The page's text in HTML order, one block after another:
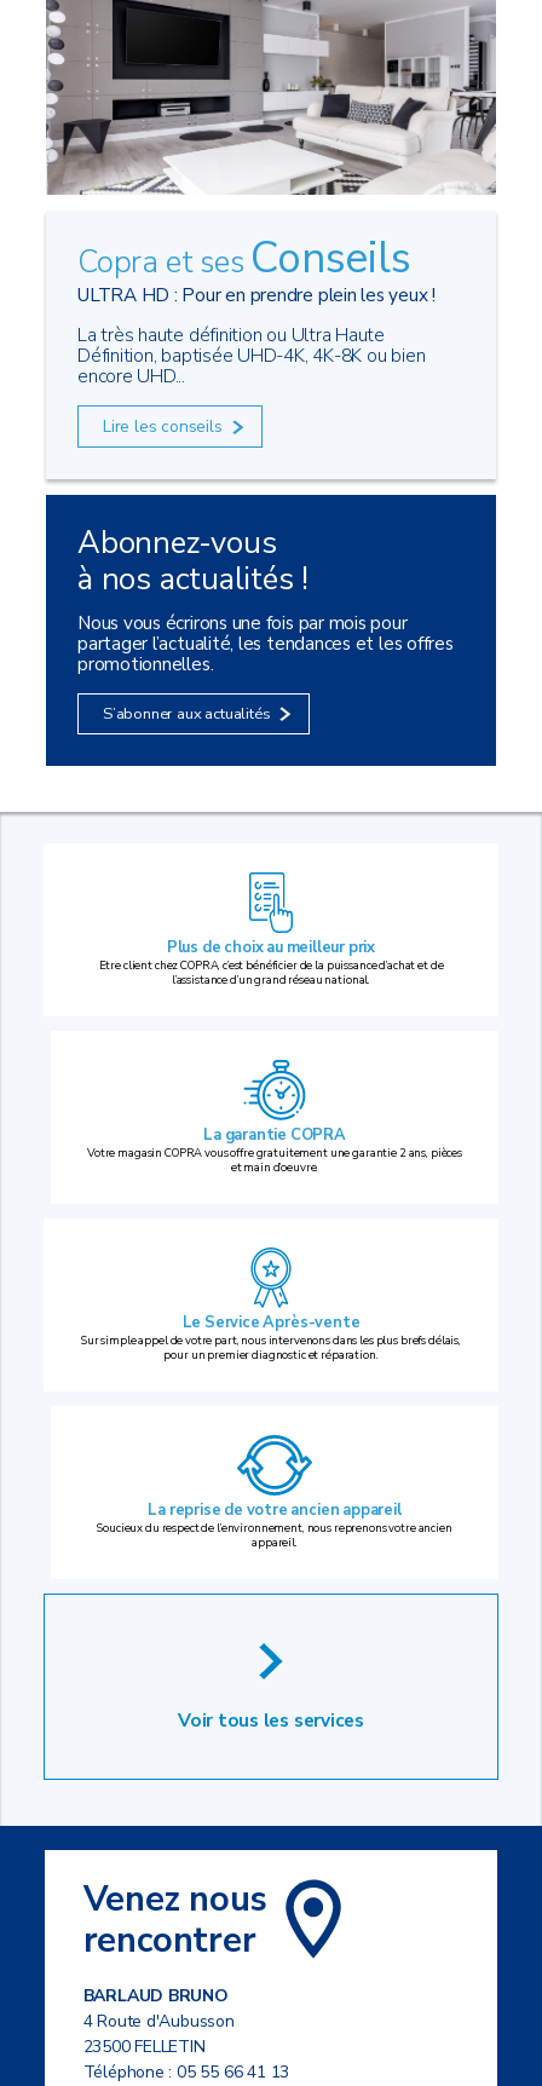
Copra et ses Conseils
ULTRA HD : Pour en prendre plein les yeux !
La très haute définition ou Ultra Haute
Définition, baptisée UHD-4K, 4K-8K ou bien
encore UHD...
Lire les conseils
Abonnez-vous
à nos actualités !
Nous vous écrirons une fois par mois pour
partager l’actualité, les tendances et les offres
promotionnelles.
S’abonner aux actualités
Plus de choix au meilleur prix
Etre client chez COPRA, c’est bénéficier de la puissance d’achat et de
l’assistance d’un grand réseau national.
La garantie COPRA
Votre magasin COPRA vous offre gratuitement une garantie 2 ans, pièces
et main d’oeuvre.
Le Service Après-vente
Sur simple appel de votre part, nous intervenons dans les plus brefs délais,
pour un premier diagnostic et réparation.
La reprise de votre ancien appareil
Soucieux du respect de l’environnement, nous reprenons votre ancien
appareil.
Voir tous les services
Venez nous
rencontrer
BARLAUD BRUNO
4 Route d'Aubusson
23500 FELLETIN
Téléphone :05 55 66 41 13